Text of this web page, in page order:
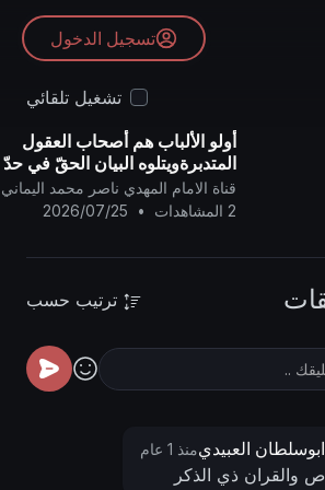
تسجيل الدخول
تشغيل تلقائي
أولو الألباب هم أصحاب العقول
المتدبرةويتلوه البيان الحقّ في حدّ
الزنى وحدِّ التغريب ..
قناة الامام المهدي ناصر محمد اليماني
2 المشاهدات
•
2026/07/25
ترتيب حسب
ابوسلطان العبيديمنذ 1 عام
ص والقران ذي الذكر